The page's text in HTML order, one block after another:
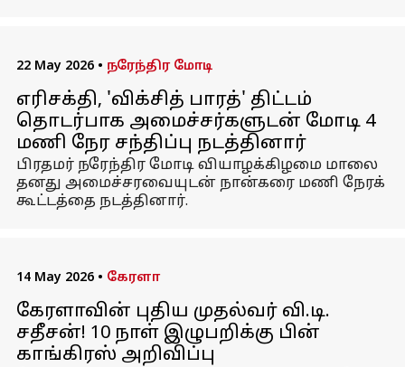
22 May 2026 • நரேந்திர மோடி
எரிசக்தி, 'விக்சித் பாரத்' திட்டம்
தொடர்பாக அமைச்சர்களுடன் மோடி 4
மணி நேர சந்திப்பு நடத்தினார்
பிரதமர் நரேந்திர மோடி வியாழக்கிழமை மாலை
தனது அமைச்சரவையுடன் நான்கரை மணி நேரக்
கூட்டத்தை நடத்தினார்.
14 May 2026 • கேரளா
கேரளாவின் புதிய முதல்வர் வி.டி.
சதீசன்! 10 நாள் இழுபறிக்கு பின்
காங்கிரஸ் அறிவிப்பு